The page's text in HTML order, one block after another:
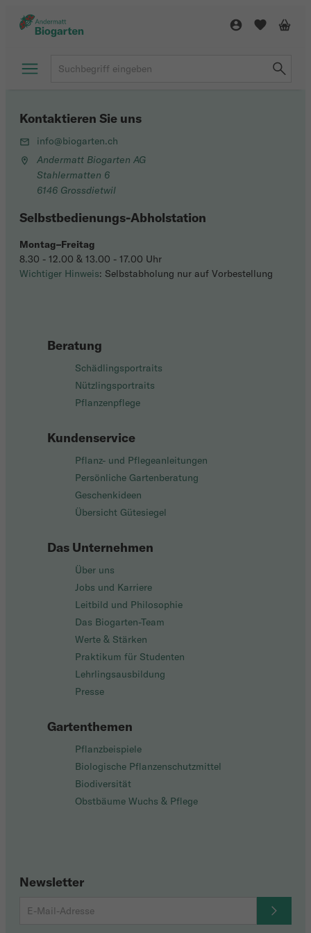
Beratung
Schädlingsportraits
Nützlingsportraits
Pflanzenpflege
Kundenservice
Pflanz- und Pflegeanleitungen
Persönliche Gartenberatung
Geschenkideen
Übersicht Gütesiegel
Das Unternehmen
Über uns
Jobs und Karriere
Leitbild und Philosophie
Das Biogarten-Team
Werte & Stärken
Praktikum für Studenten
Lehrlingsausbildung
Presse
Gartenthemen
Pflanzbeispiele
Biologische Pflanzenschutzmittel
Biodiversität
Obstbäume Wuchs & Pflege
Newsletter
Kontaktieren Sie uns
info@biogarten.ch
Andermatt Biogarten AG
Stahlermatten 6
6146 Grossdietwil
Selbstbedienungs-Abholstation
Montag–Freitag
8.30 - 12.00 & 13.00 - 17.00 Uhr
Wichtiger Hinweis: Selbstabholung nur auf Vorbestellung